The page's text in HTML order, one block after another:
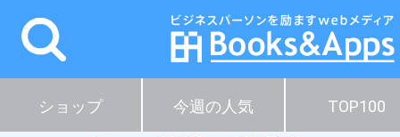
ショップ 今週の人気 TOP100